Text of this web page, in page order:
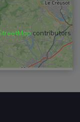
contributors